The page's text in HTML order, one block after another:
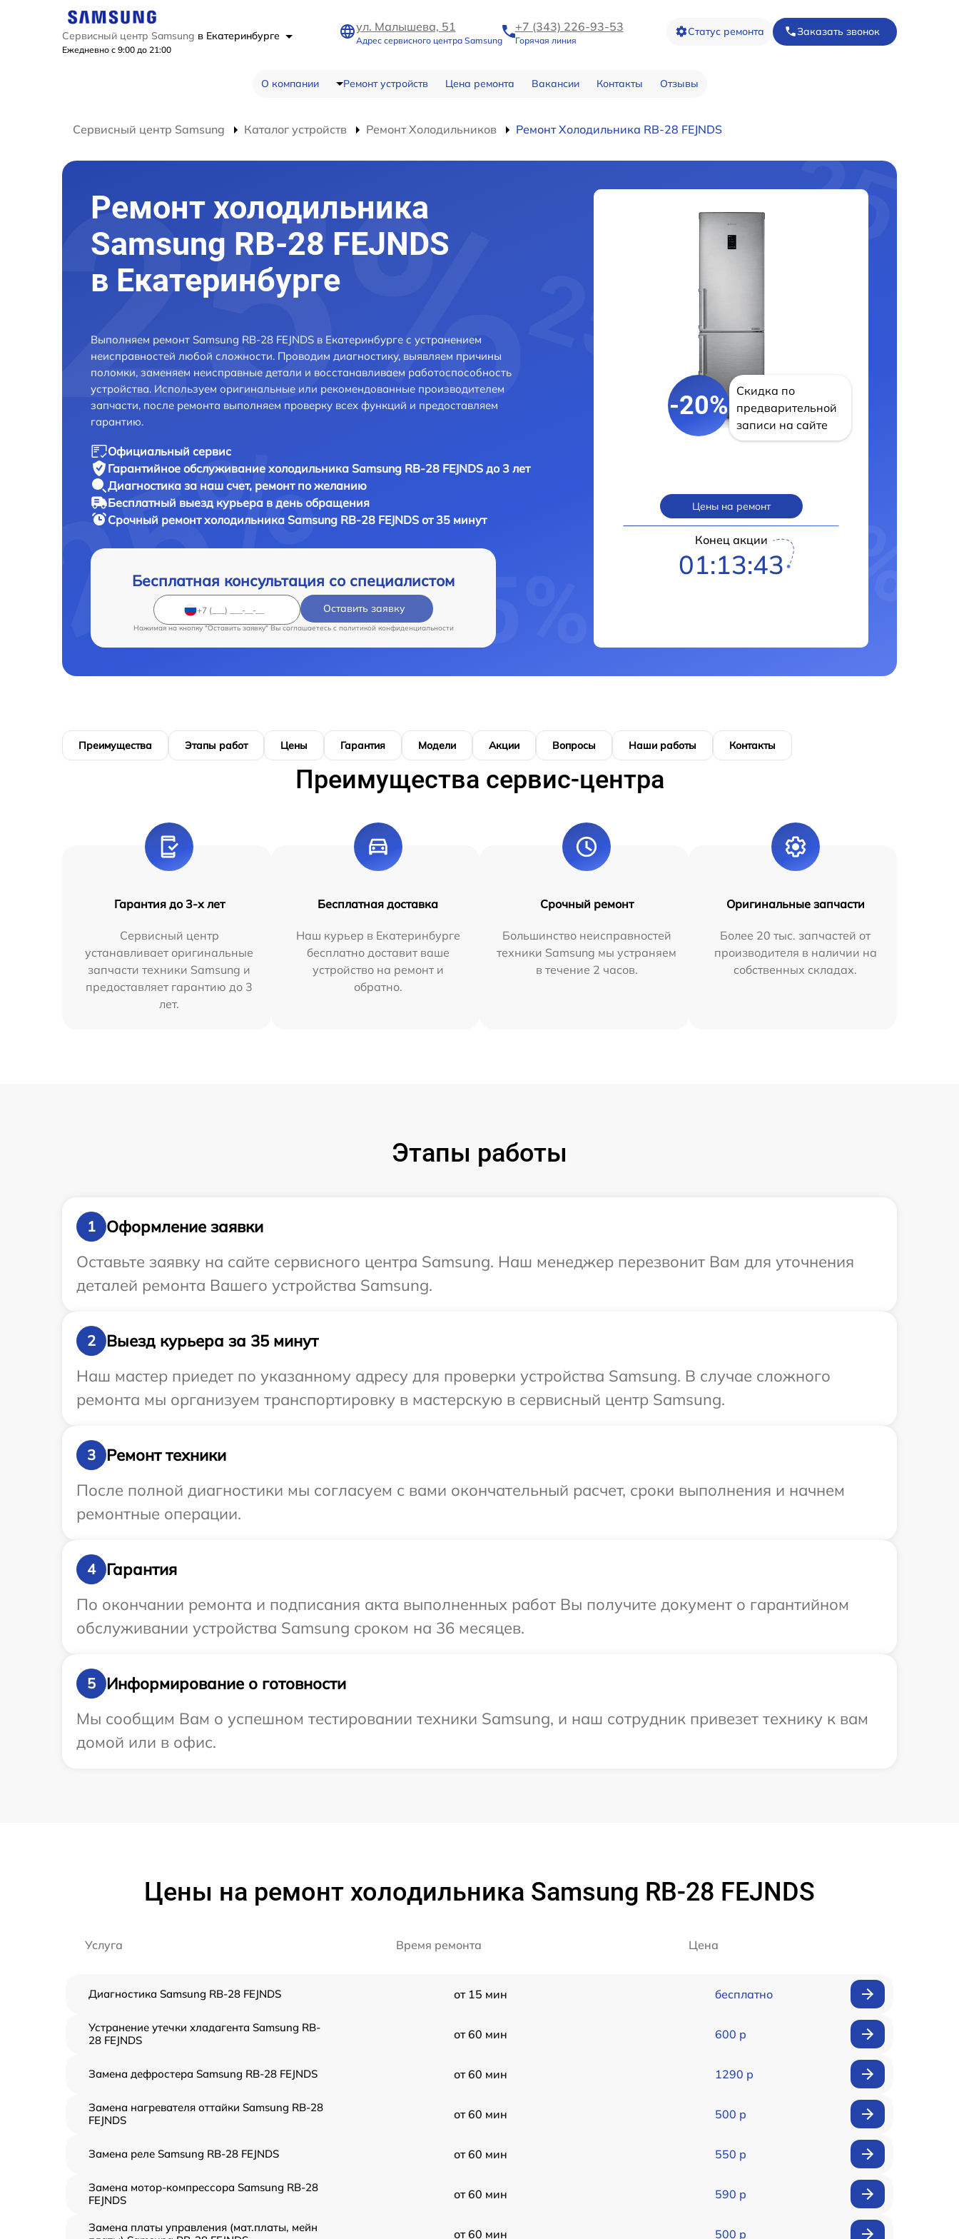
Сервисный центр Samsung в Екатеринбурге
Ежедневно с 9:00 до 21:00
ул. Малышева, 51
Адрес сервисного центра Samsung
+7 (343) 226-93-53
Горячая линия
Статус ремонта Заказать звонок
О компании Ремонт устройств Цена ремонта Вакансии Контакты Отзывы
Сервисный центр Samsung Каталог устройств Ремонт Холодильников Ремонт Холодильника RB-28 FEJNDS
Ремонт холодильника
Samsung RB-28 FEJNDS
в Екатеринбурге
Выполняем ремонт Samsung RB-28 FEJNDS в Екатеринбурге с устранением
неисправностей любой сложности. Проводим диагностику, выявляем причины
поломки, заменяем неисправные детали и восстанавливаем работоспособность
устройства. Используем оригинальные или рекомендованные производителем
запчасти, после ремонта выполняем проверку всех функций и предоставляем
гарантию.
Официальный сервис
Гарантийное обслуживание холодильника Samsung RB-28 FEJNDS до 3 лет
Диагностика за наш счет, ремонт по желанию
Бесплатный выезд курьера в день обращения
Срочный ремонтхолодильника Samsung RB-28 FEJNDS от 35 минут
Бесплатная консультация со специалистом
Оставить заявку
Нажимая на кнопку "Оставить заявку" Вы соглашаетесь c политикой конфиденциальности
-20%
Скидка по
предварительной
записи на сайте
Цены на ремонт
Конец акции
01:13:42
Преимущества Этапы работ Цены Гарантия Модели Акции Вопросы Наши работы Контакты
Преимущества сервис-центра
Гарантия до 3-х лет
Сервисный центр
устанавливает оригинальные
запчасти техники Samsung и
предоставляет гарантию до 3
лет.
Бесплатная доставка
Наш курьер в Екатеринбурге
бесплатно доставит ваше
устройство на ремонт и
обратно.
Срочный ремонт
Большинство неисправностей
техники Samsung мы устраняем
в течение 2 часов.
Оригинальные запчасти
Более 20 тыс. запчастей от
производителя в наличии на
собственных складах.
Этапы работы
1
Оформление заявки
Оставьте заявку на сайте сервисного центра Samsung. Наш менеджер перезвонит Вам для уточнения
деталей ремонта Вашего устройства Samsung.
2
Выезд курьера за 35 минут
Наш мастер приедет по указанному адресу для проверки устройства Samsung. В случае сложного
ремонта мы организуем транспортировку в мастерскую в сервисный центр Samsung.
3
Ремонт техники
После полной диагностики мы согласуем с вами окончательный расчет, сроки выполнения и начнем
ремонтные операции.
4
Гарантия
По окончании ремонта и подписания акта выполненных работ Вы получите документ о гарантийном
обслуживании устройства Samsung сроком на 36 месяцев.
5
Информирование о готовности
Мы сообщим Вам о успешном тестировании техники Samsung, и наш сотрудник привезет технику к вам
домой или в офис.
Цены на ремонт холодильника Samsung RB-28 FEJNDS
Услуга Время ремонта Цена
Диагностика Samsung RB-28 FEJNDS от 15 мин бесплатно
Устранение утечки хладагента Samsung RB-
28 FEJNDS
от 60 мин 600 р
Замена дефростера Samsung RB-28 FEJNDS от 60 мин 1290 р
Замена нагревателя оттайки Samsung RB-28
FEJNDS
от 60 мин 500 р
Замена реле Samsung RB-28 FEJNDS от 60 мин 550 р
Замена мотор-компрессора Samsung RB-28
FEJNDS
от 60 мин 590 р
Замена платы управления (мат.платы, мейн
от 60 мин 500 р